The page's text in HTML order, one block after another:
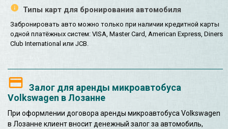
Типы карт для бронирования автомобиля
Забронировать авто можно только при наличии кредитной карты
одной платёжных систем: VISA, Master Card, American Express, Diners
Club International или JCB.
Залог для аренды микроавтобуса
Volkswagen в Лозанне
При оформлении договора аренды микроавтобуса Volkswagen
в Лозанне клиент вносит денежный залог за автомобиль,